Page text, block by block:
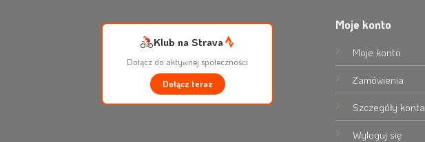
Klub na Strava
Dołącz do aktywnej społeczności
Dołącz teraz
Moje konto
Moje konto
Zamówienia
Szczegóły konta
Wyloguj się